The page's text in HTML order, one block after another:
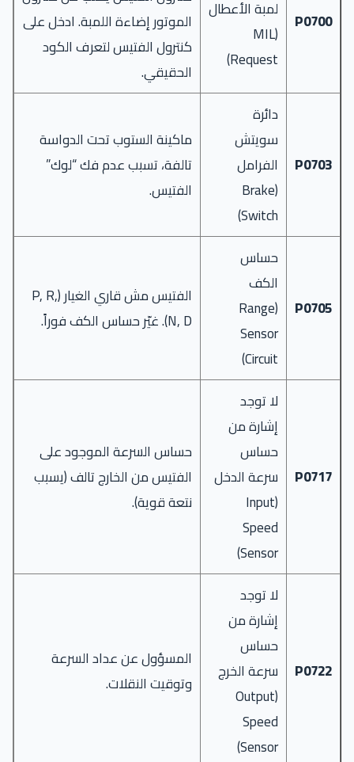
P0700
لمبة الأعطال
(MIL
Request)
الموتور إضاءة اللمبة. ادخل على
كنترول الفتيس لتعرف الكود
الحقيقي.
P0703
دائرة
سويتش
الفرامل
(Brake
Switch)
ماكينة الستوب تحت الدواسة
تالفة، تسبب عدم فك “لوك”
الفتيس.
P0705
حساس
الكف
(Range
Sensor
Circuit)
الفتيس مش قاري الغيار (P, R,
N, D). غيّر حساس الكف فوراً.
P0717
لا توجد
إشارة من
حساس
سرعة الدخل
(Input
Speed
Sensor)
حساس السرعة الموجود على
الفتيس من الخارج تالف (يسبب
نتعة قوية).
P0722
لا توجد
إشارة من
حساس
سرعة الخرج
(Output
Speed
Sensor)
المسؤول عن عداد السرعة
وتوقيت النقلات.